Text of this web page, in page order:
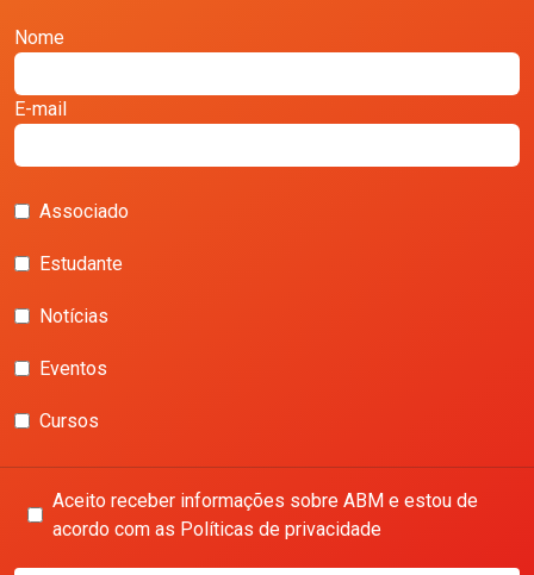
Nome
E-mail
Associado
Estudante
Notícias
Eventos
Cursos
Aceito receber informações sobre ABM e estou de
acordo com as Políticas de privacidade